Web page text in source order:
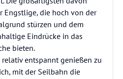
Engstlige, die hoch von der
stürzen und dem
Eindrücke in das
bieten.
entspannt genießen zu
mit der Seilbahn die